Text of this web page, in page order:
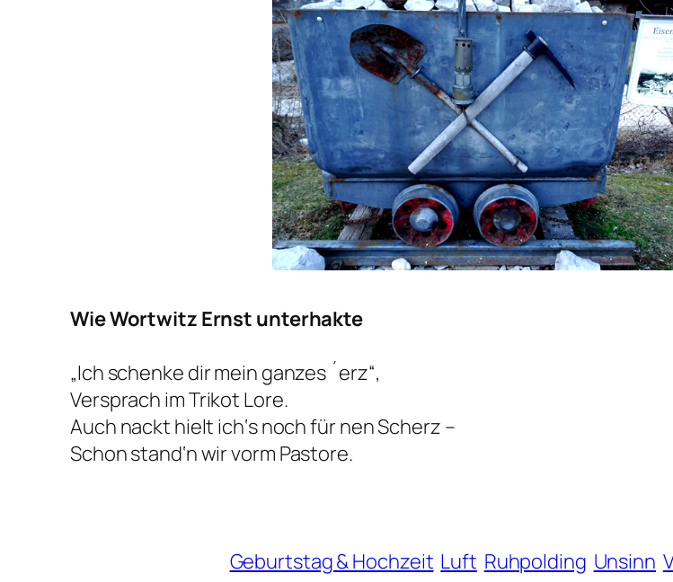
Wie Wortwitz Ernst unterhakte
„Ich schenke dir mein ganzes ´erz“,
Versprach im Trikot Lore.
Auch nackt hielt ich‘s noch für nen Scherz –
Schon stand‘n wir vorm Pastore.
Geburtstag & Hochzeit Luft Ruhpolding Unsinn